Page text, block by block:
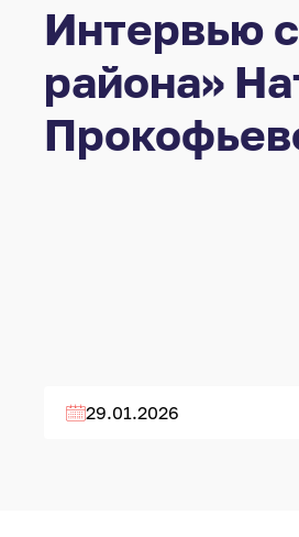
Интервью
района»
29.01.2026